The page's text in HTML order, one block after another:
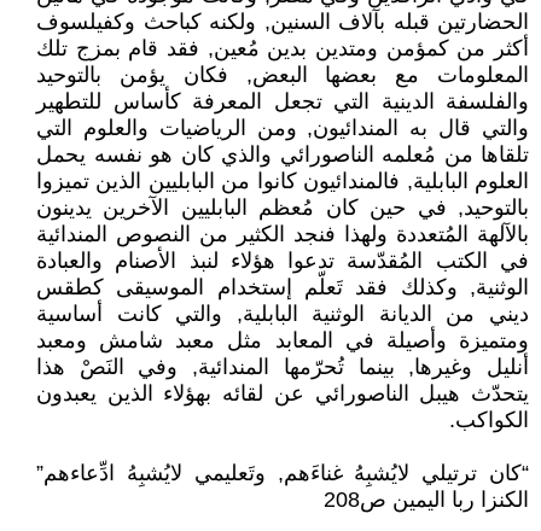
الحضارتين قبله بآلاف السنين, ولكنه كباحث وكفيلسوف
أكثر من كمؤمن ومتدين بدين مُعين, فقد قام بمزج تلك
المعلومات مع بعضها البعض, فكان يؤمن بالتوحيد
والفلسفة الدينية التي تجعل المعرفة كأساس للتطهير
والتي قال به المندائيون, ومن الرياضيات والعلوم التي
تلقاها من مُعلمه الناصورائي والذي كان هو نفسه يحمل
العلوم البابلية, فالمندائيون كانوا من البابليين الذين تميزوا
بالتوحيد, في حين كان مُعظم البابليين الآخرين يدينون
بالآلهة المُتعددة ولهذا فنجد الكثير من النصوص المندائية
في الكتب المُقدّسة تدعوا هؤلاء لنبذ الأصنام والعبادة
الوثنية, وكذلك فقد تَعلّم إستخدام الموسيقى كطقس
ديني من الديانة الوثنية البابلية, والتي كانت أساسية
ومتميزة وأصيلة في المعابد مثل معبد شامش ومعبد
أنليل وغيرها, بينما تُحرّمها المندائية, وفي النَصْ هذا
يتحدّث هيبل الناصورائي عن لقائه بهؤلاء الذين يعبدون
الكواكب.
“كان ترتيلي لايُشبِهُ غناءَهم, وتَعليمي لايُشبِهُ ادِّعاءهم”
الكنزا ربا اليمين ص208